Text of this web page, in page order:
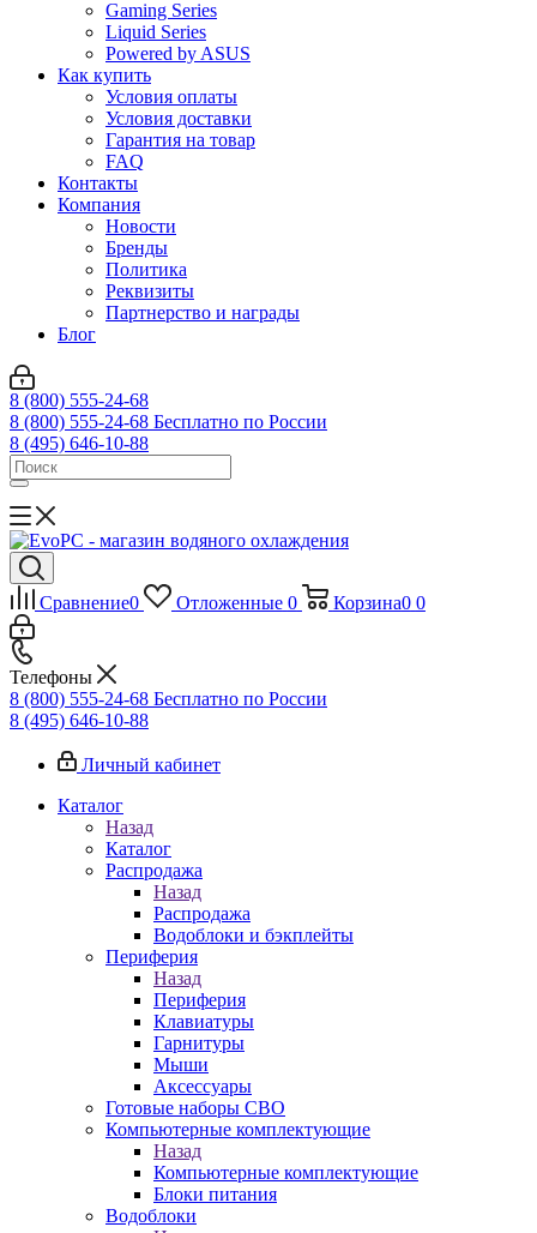
Gaming Series
Liquid Series
Powered by ASUS
Как купить
Условия оплаты
Условия доставки
Гарантия на товар
FAQ
Контакты
Компания
Новости
Бренды
Политика
Реквизиты
Партнерство и награды
Блог
8 (800) 555-24-68
8 (800) 555-24-68 Бесплатно по России
8 (495) 646-10-88
Сравнение0 Отложенные 0 Корзина0 0
Телефоны
8 (800) 555-24-68 Бесплатно по России
8 (495) 646-10-88
Личный кабинет
Каталог
Назад
Каталог
Распродажа
Назад
Распродажа
Водоблоки и бэкплейты
Периферия
Назад
Периферия
Клавиатуры
Гарнитуры
Мыши
Аксессуары
Готовые наборы СВО
Компьютерные комплектующие
Назад
Компьютерные комплектующие
Блоки питания
Водоблоки